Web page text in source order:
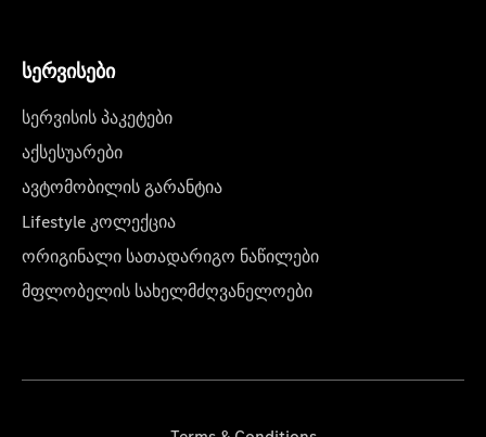
სერვისები
სერვისის პაკეტები
აქსესუარები
ავტომობილის გარანტია
Lifestyle კოლექცია
ორიგინალი სათადარიგო ნაწილები
მფლობელის სახელმძღვანელოები